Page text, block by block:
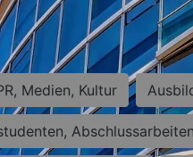
Medien, Kultur
Abschlussarbeiten